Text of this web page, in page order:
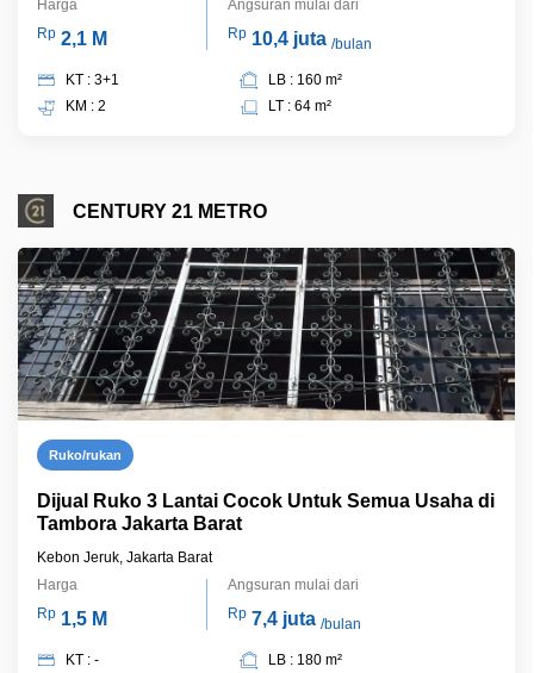
Harga
Rp 2,1 M
Angsuran mulai dari
Rp 10,4 juta /bulan
KT : 3+1
KM : 2
LB : 160 m²
LT : 64 m²
CENTURY 21 METRO
Ruko/rukan
Dijual Ruko 3 Lantai Cocok Untuk Semua Usaha di
Tambora Jakarta Barat
Kebon Jeruk, Jakarta Barat
Harga
Rp 1,5 M
Angsuran mulai dari
Rp 7,4 juta /bulan
KT : -
LB : 180 m²